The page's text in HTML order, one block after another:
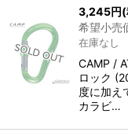
3,245円
希望小売
在庫なし
CAMP /
ロック
度に加え
カラビ…